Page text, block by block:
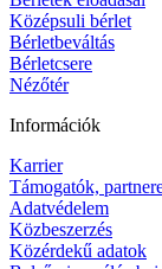
Középsuli bérlet
Bérletbeváltás
Bérletcsere
Nézőtér
Információk
Karrier
Támogatók,
Adatvédelem
Közbeszerzés
Közérdekű adatok